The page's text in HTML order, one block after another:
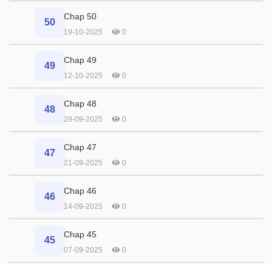
50
Chap 50
19-10-2025 0
49
Chap 49
12-10-2025 0
48
Chap 48
29-09-2025 0
47
Chap 47
21-09-2025 0
46
Chap 46
14-09-2025 0
45
Chap 45
07-09-2025 0